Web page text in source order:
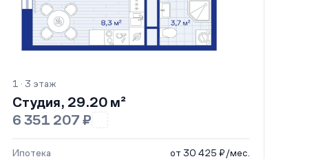
1 · 3 этаж
Студия, 29.20 м²
6 351 207 ₽
Ипотека от 30 425 ₽/мес.